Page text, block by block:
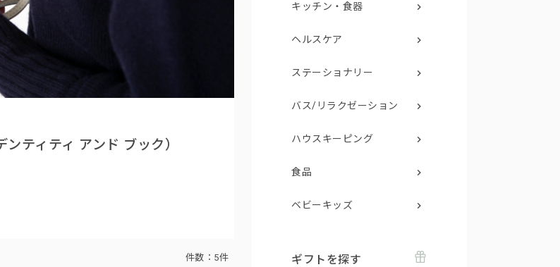
ンティティ アンド ブック）
件数： 5件
キッチン・食器
ヘルスケア
ステーショナリー
バス/リラクゼーション
ハウスキーピング
食品
ベビーキッズ
ギフトを探す